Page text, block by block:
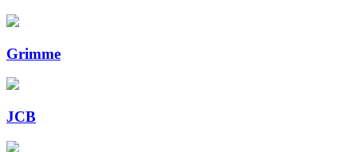
Grimme
JCB